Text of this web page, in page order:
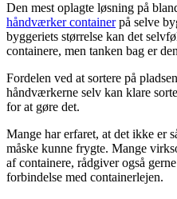
Den mest oplagte løsning på
håndværker containerpå selve
byggeriets størrelse kan det
containere, men tanken bag er
Fordelen ved at sortere på
håndværkerne selv kan klare
for at gøre det.
Mange har erfaret, at det ikke er
måske kunne frygte. Mange
af containere, rådgiver også
forbindelse med containerlejen.